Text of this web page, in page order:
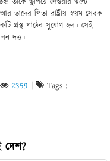
তাদের পিতা রাষ্ট্রীয় স্বয়ম সেবক
গ্রস্থ পাঠের সুযোগ হল। সেই
দত্ত।
2359 | Tags :
দেশ?